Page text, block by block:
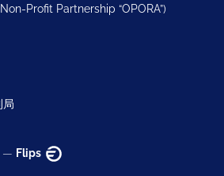
Profit Partnership “OPORA”)
局
— Flips